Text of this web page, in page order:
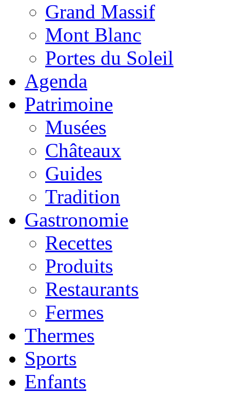
Grand Massif
Mont Blanc
Portes du Soleil
Agenda
Patrimoine
Musées
Châteaux
Guides
Tradition
Gastronomie
Recettes
Produits
Restaurants
Fermes
Thermes
Sports
Enfants